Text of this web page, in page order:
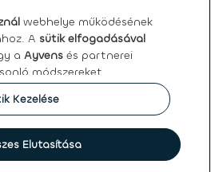
feltételek
Zrt.
nyilatkozat
webhelye működésének
A sütik elfogadásával
aAyvens és partnerei
módszereket
forgalmának és online
közösségi média
a weboldalunkon
Kezelése
Elutasítása